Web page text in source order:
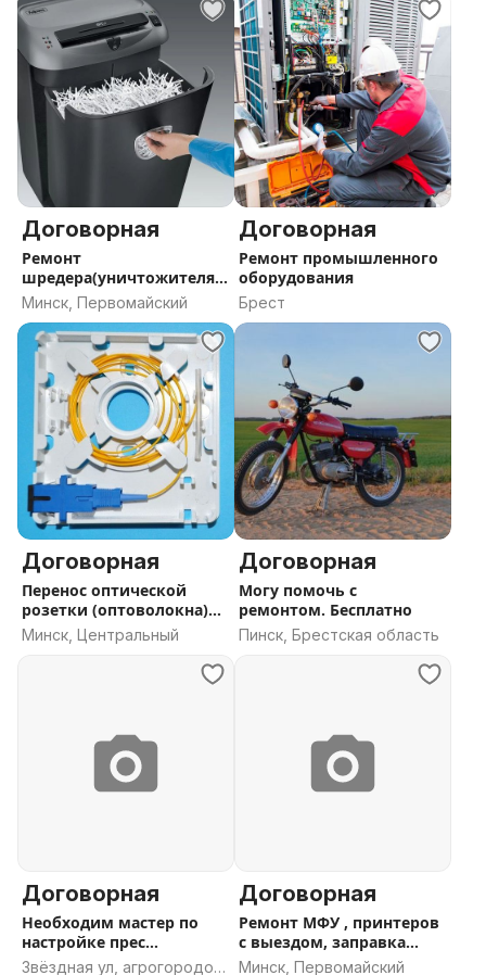
Договорная
Ремонт
шредера(уничтожителя
бумаги) в Минске
Минск, Первомайский
Договорная
Ремонт промышленного
оборудования
Брест
Договорная
Перенос оптической
розетки (оптоволокна)
Минск
Минск, Центральный
Договорная
Могу помочь с
ремонтом. Бесплатно
Пинск, Брестская область
Договорная
Необходим мастер по
настройке прес
подборщика сена
Звёздная ул, агрогородок
Договорная
Ремонт МФУ , принтеров
с выездом, заправка
картри
Минск, Первомайский